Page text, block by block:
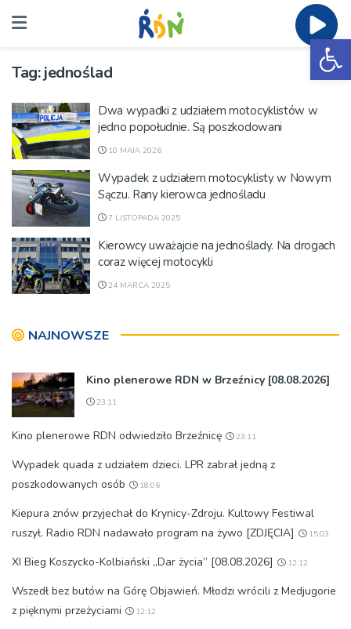
Tag:jednoślad
Dwa wypadki z udziałem motocyklistów w
jedno popołudnie. Są poszkodowani
10 MAJA 2026
Wypadek z udziałem motocyklisty w Nowym
Sączu. Rany kierowca jednośladu
7 LISTOPADA 2025
Kierowcy uważajcie na jednoślady. Na drogach
coraz więcej motocykli
24 MARCA 2025
NAJNOWSZE
Kino plenerowe RDN w Brzeźnicy [08.08.2026]
23:11
Kino plenerowe RDN odwiedziło Brzeźnicę 23:11
Wypadek quada z udziałem dzieci. LPR zabrał jedną z
poszkodowanych osób
18:06
Kiepura znów przyjechał do Krynicy-Zdroju. Kultowy Festiwal
ruszył. Radio RDN nadawało program na żywo [ZDJĘCIA]
15:03
XI Bieg Koszycko-Kolbiański „Dar życia” [08.08.2026] 12:12
Wszedł bez butów na Górę Objawień. Młodzi wrócili z Medjugorie
z pięknymi przeżyciami
12:12